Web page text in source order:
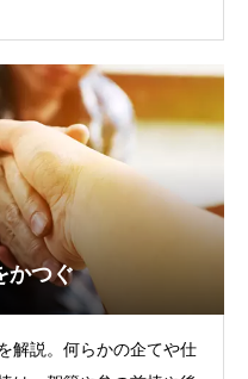
かつぐ
解説。何らかの企てや仕